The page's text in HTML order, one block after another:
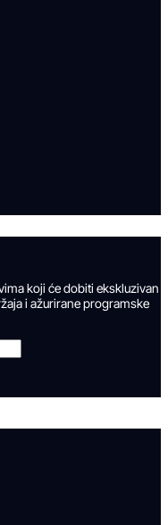
koji će dobiti ekskluzivan
i ažurirane programske